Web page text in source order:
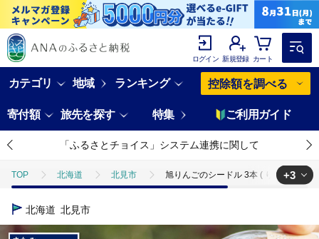
ログイン 新規登録 カート
カテゴリ 地域 ランキング 控除額を調べる
寄付額 旅先を探す 特集 ご利用ガイド
「ふるさとチョイス」システム連携に関して
TOP 北海道 北見市 旭りんごのシードル 3本 ( りんご お酒
TOP
TOP 旭りんごのシードル 3本 ( りんご お酒 酒 シードル )【
+3
北海道 北見市